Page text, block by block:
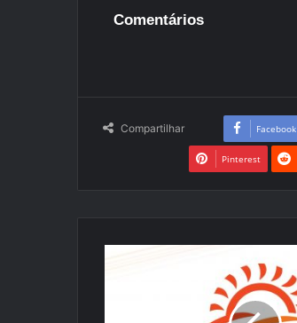
Comentários
Compartilhar Facebook
Pinterest